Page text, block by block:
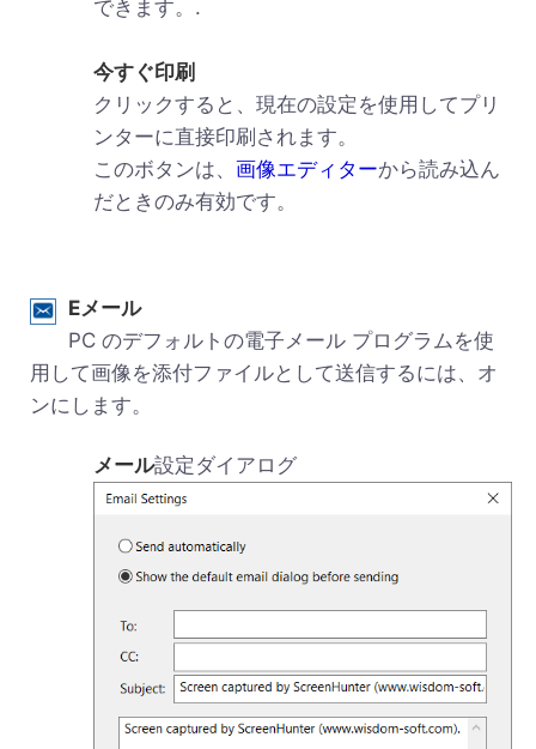
できます。.
今すぐ印刷
クリックすると、現在の設定を使用してプリ
ンターに直接印刷されます。
このボタンは、画像エディターから読み込ん
だときのみ有効です。
Eメール
PC のデフォルトの電子メール プログラムを使
用して画像を添付ファイルとして送信するには、オ
ンにします。
メール設定ダイアログ